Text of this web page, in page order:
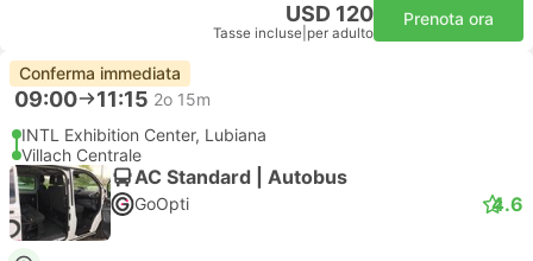
USD 120
Tasse incluse per adulto
Prenota ora
Conferma immediata
09:00 11:15 2o 15m
INTL Exhibition Center, Lubiana
Villach Centrale
AC Standard | Autobus
GoOpti 4.6